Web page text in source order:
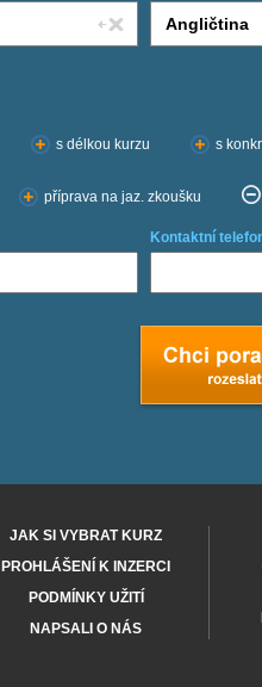
s délkou kurzu s
příprava na jaz. zkoušku
Kontaktní
JAK SI VYBRAT KURZ
PROHLÁŠENÍ K INZERCI
PODMÍNKY UŽITÍ
NAPSALI O NÁS